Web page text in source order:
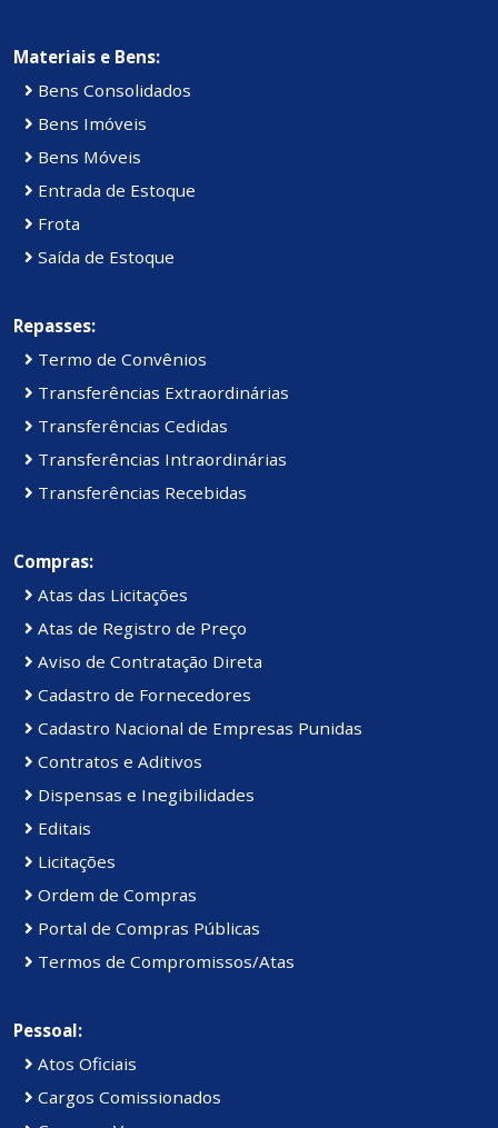
Materiais e Bens:
Bens Consolidados
Bens Imóveis
Bens Móveis
Entrada de Estoque
Frota
Saída de Estoque
Repasses:
Termo de Convênios
Transferências Extraordinárias
Transferências Cedidas
Transferências Intraordinárias
Transferências Recebidas
Compras:
Atas das Licitações
Atas de Registro de Preço
Aviso de Contratação Direta
Cadastro de Fornecedores
Cadastro Nacional de Empresas Punidas
Contratos e Aditivos
Dispensas e Inegibilidades
Editais
Licitações
Ordem de Compras
Portal de Compras Públicas
Termos de Compromissos/Atas
Pessoal:
Atos Oficiais
Cargos Comissionados